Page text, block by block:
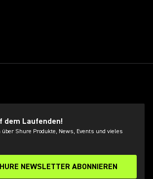
dem Laufenden!
Shure Produkte, News, Events und vieles
NEWSLETTER ABONNIEREN